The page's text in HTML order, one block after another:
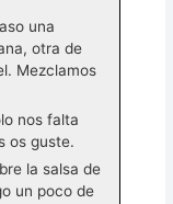
una
otra de
Mezclamos
nos falta
os guste.
la salsa de
un poco de